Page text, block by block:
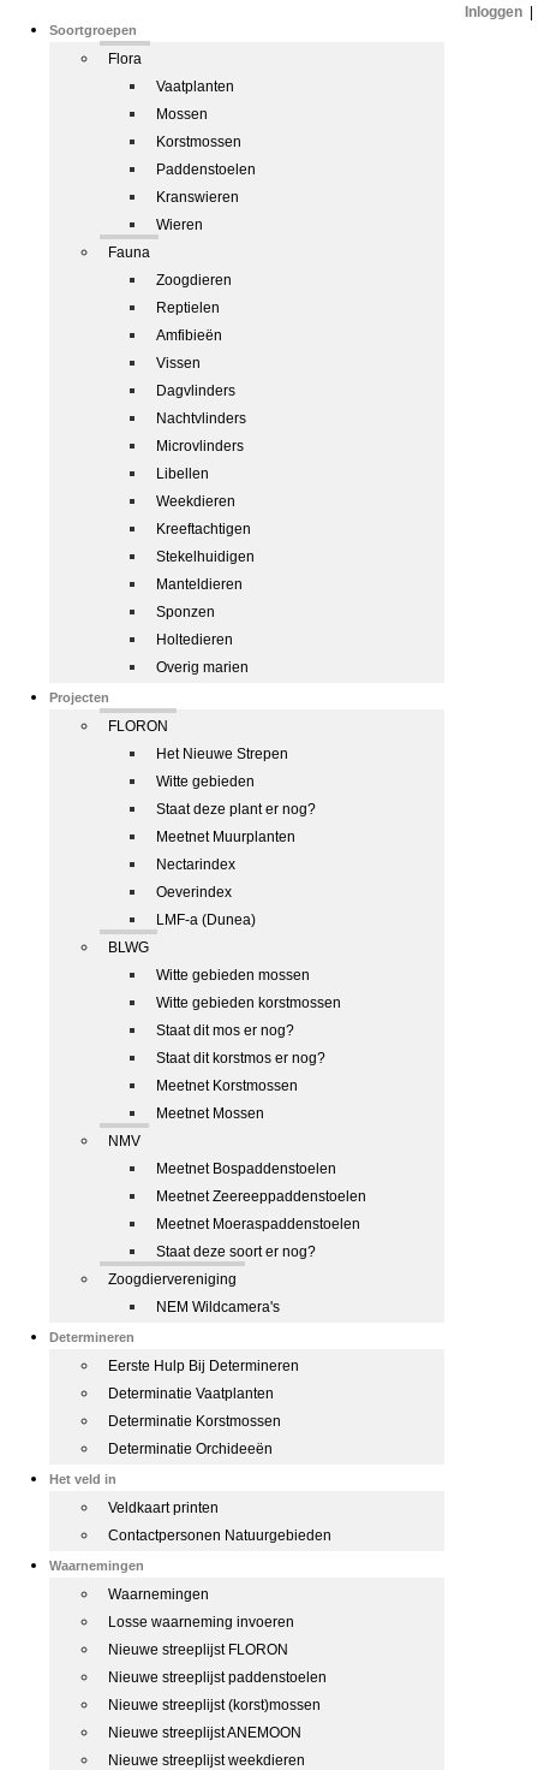
Soortgroepen
Flora
Vaatplanten
Mossen
Korstmossen
Paddenstoelen
Kranswieren
Wieren
Fauna
Zoogdieren
Reptielen
Amfibieën
Vissen
Dagvlinders
Nachtvlinders
Microvlinders
Libellen
Weekdieren
Kreeftachtigen
Stekelhuidigen
Manteldieren
Sponzen
Holtedieren
Overig marien
Projecten
FLORON
Het Nieuwe Strepen
Witte gebieden
Staat deze plant er nog?
Meetnet Muurplanten
Nectarindex
Oeverindex
LMF-a (Dunea)
BLWG
Witte gebieden mossen
Witte gebieden korstmossen
Staat dit mos er nog?
Staat dit korstmos er nog?
Meetnet Korstmossen
Meetnet Mossen
NMV
Meetnet Bospaddenstoelen
Meetnet Zeereeppaddenstoelen
Meetnet Moeraspaddenstoelen
Staat deze soort er nog?
Zoogdiervereniging
NEM Wildcamera's
Determineren
Eerste Hulp Bij Determineren
Determinatie Vaatplanten
Determinatie Korstmossen
Determinatie Orchideeën
Het veld in
Veldkaart printen
Contactpersonen Natuurgebieden
Waarnemingen
Waarnemingen
Losse waarneming invoeren
Nieuwe streeplijst FLORON
Nieuwe streeplijst paddenstoelen
Nieuwe streeplijst (korst)mossen
Nieuwe streeplijst ANEMOON
Nieuwe streeplijst weekdieren
Inloggen